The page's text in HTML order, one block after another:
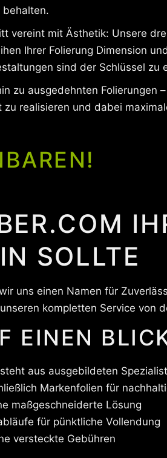
vereint mit Ästhetik: Unsere
Ihrer Folierung Dimension
sind der Schlüssel zu
zu ausgedehnten Folierungen
realisieren und dabei
SOLLTE
uns einen Namen für
kompletten Service von
EINEN
aus ausgebildeten
Markenfolien für
maßgeschneiderte Lösung
für pünktliche Vollendung
versteckte Gebühren